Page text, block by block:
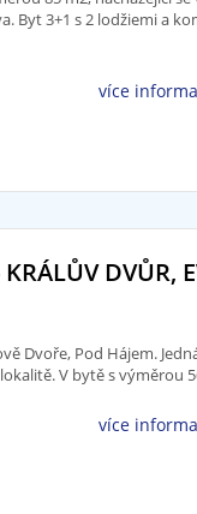
Byt 3+1 s 2 lodžiemi a
více
DVŮR,
Dvoře, Pod Hájem.
V bytě s výměrou
více